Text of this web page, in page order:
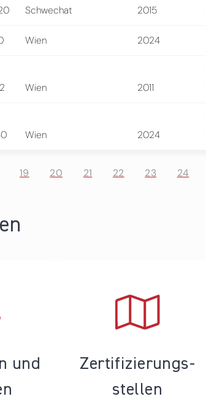
Schwechat 2015
Wien 2024
Wien 2011
Wien 2024
19 20 21 22 23 24
und
Zertifizierungs­
stellen